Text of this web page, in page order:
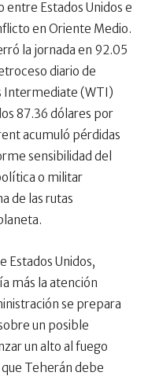
Estados Unidos e
en Oriente Medio.
la jornada en 92.05
diario de
Intermediate (WTI)
87.36 dólares por
acumuló pérdidas
sensibilidad del
o militar
de las rutas
Estados Unidos,
más la atención
se prepara
un posible
un alto al fuego
Teherán debe